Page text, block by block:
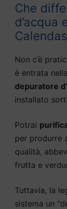
Che
d’acqua
Non c’è
è entrata
depuratore
installato
Potrai
per produrre
qualità,
frutta e
Tuttavia, la
sistema un